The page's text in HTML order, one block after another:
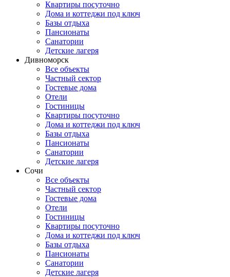
Квартиры посуточно
Дома и коттеджи под ключ
Базы отдыха
Пансионаты
Санатории
Детские лагеря
Дивноморск
Все объекты
Частный сектор
Гостевые дома
Отели
Гостиницы
Квартиры посуточно
Дома и коттеджи под ключ
Базы отдыха
Пансионаты
Санатории
Детские лагеря
Сочи
Все объекты
Частный сектор
Гостевые дома
Отели
Гостиницы
Квартиры посуточно
Дома и коттеджи под ключ
Базы отдыха
Пансионаты
Санатории
Детские лагеря